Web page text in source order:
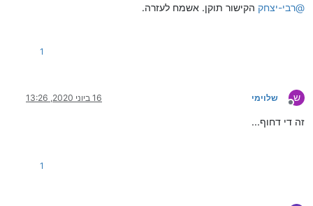
@רבי-יצחק הקישור תוקן. אשמח לעזרה.
1
ש
מנותק
שלוימי 16 ביוני 2020, 13:26
זה די דחוף...
1